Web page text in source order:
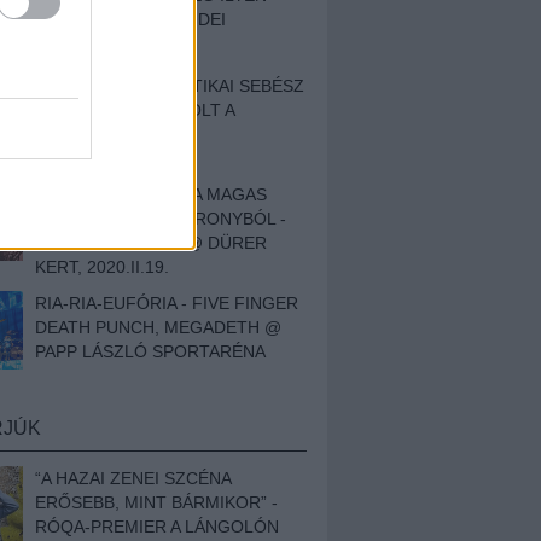
BESZÁMOLÓNK AZ IDEI
EGY HALLÁSPLASZTIKAI SEBÉSZ
NAPLÓJA - ILYEN VOLT A
DOKUMENTUMFILM
MÉLY FÉRFIBÁNAT A MAGAS
ELEFÁNTCSONTTORONYBÓL -
LEPROUS, KLONE @ DÜRER
KERT, 2020.II.19.
RIA-RIA-EUFÓRIA - FIVE FINGER
DEATH PUNCH, MEGADETH @
PAPP LÁSZLÓ SPORTARÉNA
“A HAZAI ZENEI SZCÉNA
ERŐSEBB, MINT BÁRMIKOR” -
RÓQA-PREMIER A LÁNGOLÓN